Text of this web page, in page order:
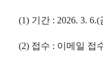
(1) 기간 : 2026. 3. 6.(
(2) 접수 : 이메일 접